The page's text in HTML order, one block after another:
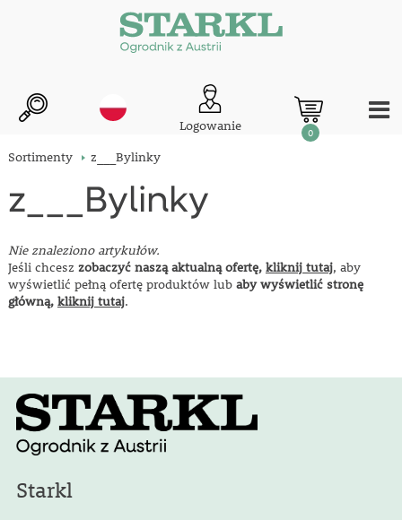
Logowanie 0
Sortimenty z___Bylinky
z___Bylinky
Nie znaleziono artykułów.
Jeśli chcesz zobaczyć naszą aktualną ofertę, kliknij tutaj, aby
wyświetlić pełną ofertę produktów lub aby wyświetlić stronę
główną, kliknij tutaj.
Starkl